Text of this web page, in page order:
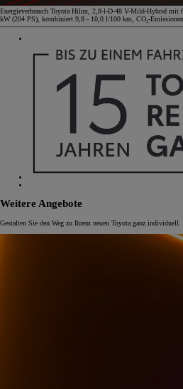
Energieverbrauch Toyota Hilux, 2,8-l-D-48 V-Mild-Hybrid mit
kW (204 PS), kombiniert 9,8 - 10,0 l/100 km, CO₂-
Weitere Angebote
Gestalten Sie den Weg zu Ihrem neuen Toyota ganz individuell.